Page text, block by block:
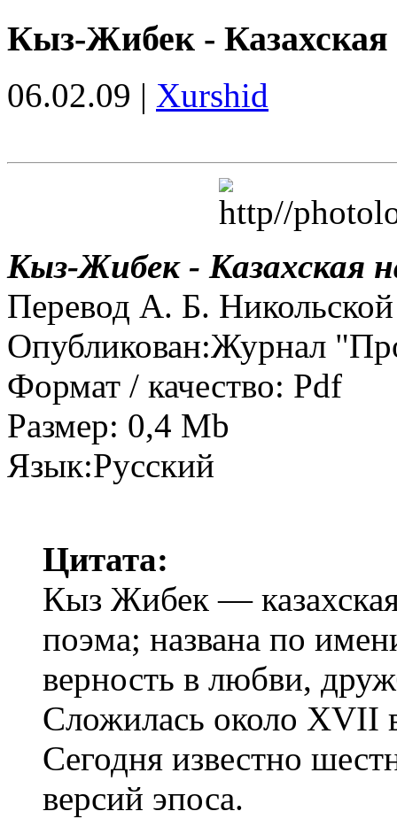
Кыз-Жибек - Казахская
06.02.09 | Xurshid
Кыз-Жибек - Казахская
Перевод А. Б. Никольской
Опубликован:Журнал
Формат / качество: Pdf
Размер: 0,4 Mb
Язык:Русский
Цитата:
Кыз Жибек —
поэма; названа по
верность в любви,
Сложилась около XVII
Сегодня известно
версий эпоса.